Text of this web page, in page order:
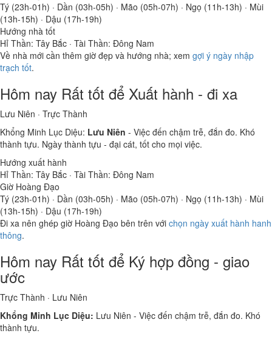
Tý (23h-01h) · Dần (03h-05h) · Mão (05h-07h) · Ngọ (11h-13h) · Mùi
(13h-15h) · Dậu (17h-19h)
Hướng nhà tốt
Hỉ Thần: Tây Bắc · Tài Thần: Đông Nam
Về nhà mới cần thêm giờ đẹp và hướng nhà; xem gợi ý ngày nhập
trạch tốt.
Hôm nay Rất tốt để Xuất hành - đi xa
Lưu Niên · Trực Thành
Khổng Minh Lục Diệu: Lưu Niên - Việc đến chậm trễ, đắn đo. Khó
thành tựu. Ngày thành tựu - đại cát, tốt cho mọi việc.
Hướng xuất hành
Hỉ Thần: Tây Bắc · Tài Thần: Đông Nam
Giờ Hoàng Đạo
Tý (23h-01h) · Dần (03h-05h) · Mão (05h-07h) · Ngọ (11h-13h) · Mùi
(13h-15h) · Dậu (17h-19h)
Đi xa nên ghép giờ Hoàng Đạo bên trên với chọn ngày xuất hành hanh
thông.
Hôm nay Rất tốt để Ký hợp đồng - giao
ước
Trực Thành · Lưu Niên
Khổng Minh Lục Diệu: Lưu Niên - Việc đến chậm trễ, đắn đo. Khó
thành tựu.